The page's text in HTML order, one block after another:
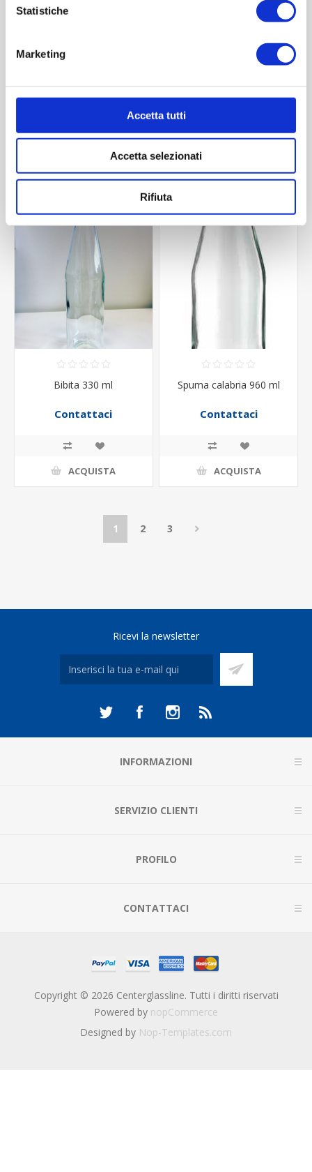
Statistiche
Marketing
Accetta tutti
Accetta selezionati
Rifiuta
Bibita 330 ml
Contattaci
ACQUISTA
Spuma calabria 960 ml
Contattaci
ACQUISTA
1 2 3
Ricevi la newsletter
INFORMAZIONI
SERVIZIO CLIENTI
PROFILO
CONTATTACI
Copyright © 2026 Centerglassline. Tutti i diritti riservati
Powered by nopCommerce
Designed by Nop-Templates.com